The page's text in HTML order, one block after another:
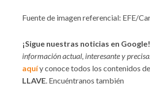
Fuente de imagen referencial: EFE/
¡Sigue nuestras noticias en Google!
información actual, interesante y
aquíy conoce todos los contenidos de
LLAVE. Encuéntranos también